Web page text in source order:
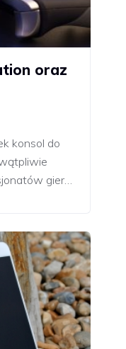
oraz
konsol do
gier…